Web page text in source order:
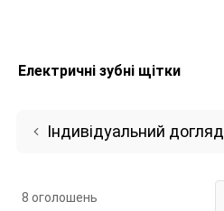
Електричні зубні щітки
Індивідуальний догляд
8 оголошень